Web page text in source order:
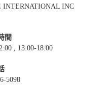
INTERNATIONAL INC
間
, 13:00-18:00
5098